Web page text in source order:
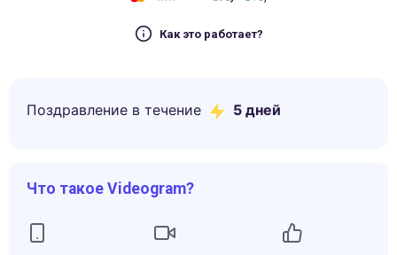
Как это работает?
Поздравление в течение 5 дней
Что такое Videogram?